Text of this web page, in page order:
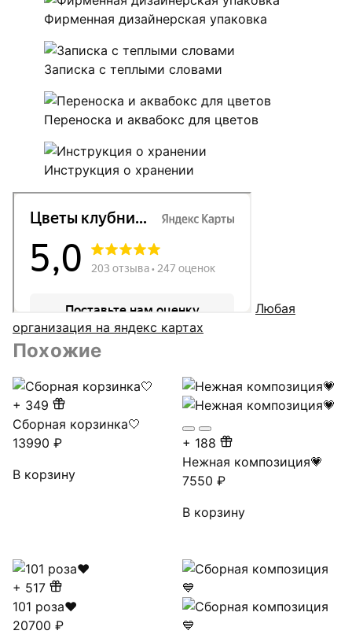
Фирменная дизайнерская упаковка
Записка с теплыми словами
Переноска и аквабокс для цветов
Инструкция о хранении
Любая
организация на яндекс картах
Похожие
+ 349
Сборная корзинка🤍
13990 ₽
В корзину
+ 188
Нежная композиция💗
7550₽
В корзину
+ 517
101 роза❤
20700 ₽